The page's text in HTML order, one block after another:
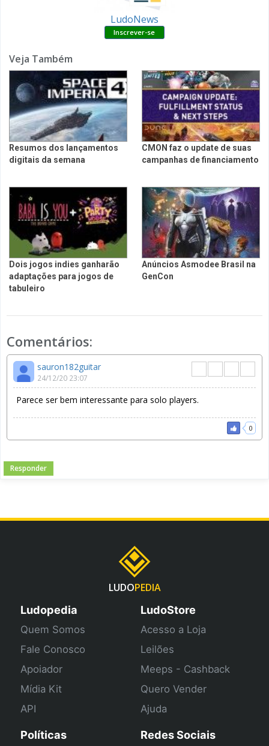
LudoNews
Veja Também
Resumos dos lançamentos
digitais da semana
CMON faz o update de suas
campanhas de financiamento
Dois jogos indies ganharão
adaptações para jogos de
tabuleiro
Anúncios Asmodee Brasil na
GenCon
Comentários:
sauron182guitar
24/12/20 23:07
Parece ser bem interessante para solo players.
0
Responder
LUDOPEDIA
Ludopedia
Quem Somos
Fale Conosco
Apoiador
Mídia Kit
API
LudoStore
Acesso a Loja
Leilões
Meeps - Cashback
Quero Vender
Ajuda
Políticas Redes Sociais